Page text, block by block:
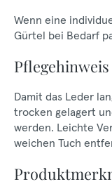
Wenn eine
Gürtel bei Bedarf
Pflegehinweis
Damit das Leder
trocken gelagert
werden. Leichte
weichen Tuch